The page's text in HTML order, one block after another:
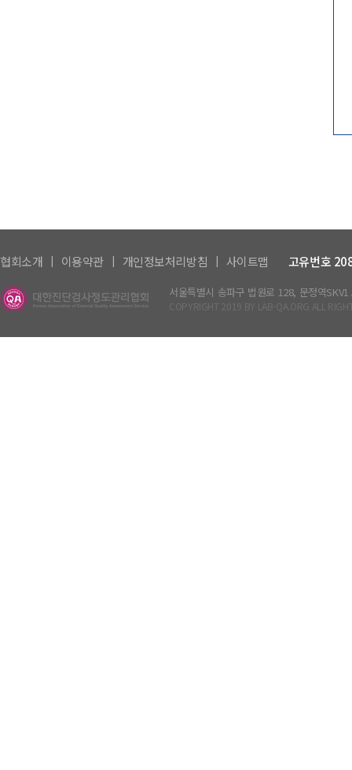
협회소개 | 이용약관 | 개인정보처리방침 | 사이트맵 고유번호
서울특별시 송파구 법원로 128, 문정역
COPYRIGHT 2019 BY LAB-QA.ORG ALL